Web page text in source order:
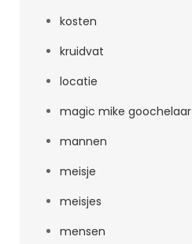
kosten
kruidvat
locatie
magic mike goochelaar
mannen
meisje
meisjes
mensen